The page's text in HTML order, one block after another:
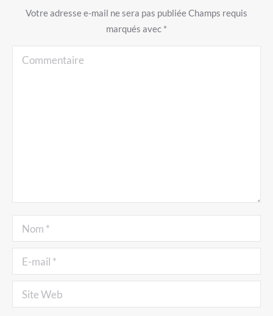
Votre adresse e-mail ne sera pas publiée Champs requis
marqués avec *
Commentaire
Nom *
E-mail *
Site Web